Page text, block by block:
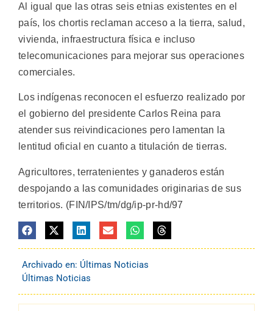
Al igual que las otras seis etnias existentes en el
país, los chortis reclaman acceso a la tierra, salud,
vivienda, infraestructura física e incluso
telecomunicaciones para mejorar sus operaciones
comerciales.
Los indígenas reconocen el esfuerzo realizado por
el gobierno del presidente Carlos Reina para
atender sus reivindicaciones pero lamentan la
lentitud oficial en cuanto a titulación de tierras.
Agricultores, terratenientes y ganaderos están
despojando a las comunidades originarias de sus
territorios. (FIN/IPS/tm/dg/ip-pr-hd/97
Archivado en: Últimas Noticias
Últimas Noticias